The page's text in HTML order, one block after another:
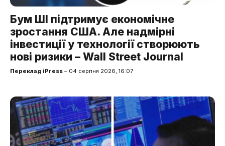
Бум ШІ підтримує економічне
зростання США. Але надмірні
інвестиції у технології створюють
нові ризики – Wall Street Journal
Переклад iPress – 04 серпня 2026, 16:07